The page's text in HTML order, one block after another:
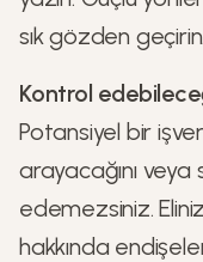
sık gözden geçirin.
Kontrol
Potansiyel bir
arayacağını veya
edemezsiniz.
hakkında